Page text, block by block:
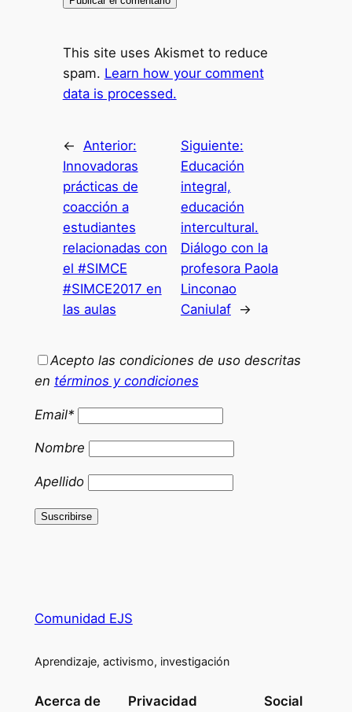
This site uses Akismet to reduce
spam. Learn how your comment
data is processed.
←
Anterior:
Innovadoras
prácticas de
coacción a
estudiantes
relacionadas con
el #SIMCE
#SIMCE2017 en
las aulas
Siguiente:
Educación
integral,
educación
intercultural.
Diálogo con la
profesora Paola
Linconao
Caniulaf
→
Acepto las condiciones de uso descritas
en términos y condiciones
Email*
Nombre
Apellido
Comunidad EJS
Aprendizaje, activismo, investigación
Acerca de Privacidad Social